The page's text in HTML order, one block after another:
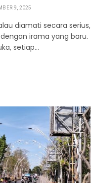
9, 2025
diamati secara serius,
irama yang baru.
setiap…